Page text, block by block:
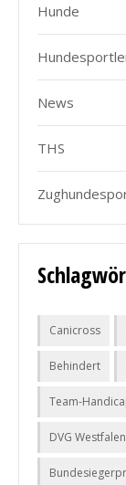
Hunde
News
THS
Canicross
Behindert
Team-
DVG Westfalen